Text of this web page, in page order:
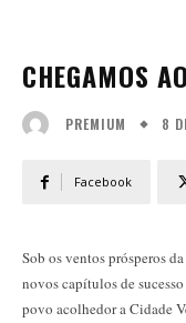
CHEGAMOS
PREMIUM 8
Facebook
Sob os ventos prósperos
novos capítulos de
povo acolhedor a Cidade